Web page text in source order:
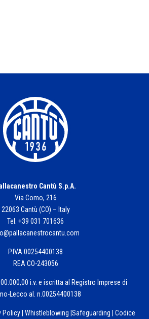
Cantù S.p.A.
Via Como, 216
22063 Cantù (CO) – Italy
Tel. +39 031 701636
P.IVA 00254400138
REA CO-243056
i.v. e iscritta al Registro Imprese di
Lecco al. n.00254400138
Policy| Whistleblowing Safeguarding Codice